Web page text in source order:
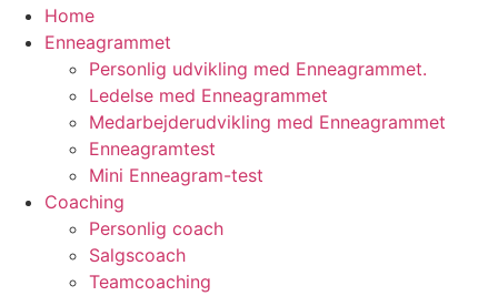
Home
Enneagrammet
Personlig udvikling med Enneagrammet.
Ledelse med Enneagrammet
Medarbejderudvikling med Enneagrammet
Enneagramtest
Mini Enneagram-test
Coaching
Personlig coach
Salgscoach
Teamcoaching